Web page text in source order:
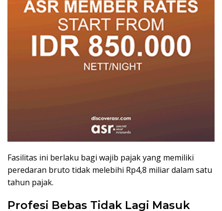
Fasilitas ini berlaku bagi wajib pajak yang memiliki
peredaran bruto tidak melebihi Rp4,8 miliar dalam satu
tahun pajak.
Profesi Bebas Tidak Lagi Masuk